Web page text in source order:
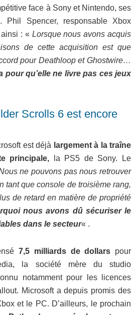
face à Sony et Nintendo, ses
Phil Spencer, responsable Xbox
: « Lorsque nous avons acquis
de cette acquisition est que
pour Deathloop et Ghostwire…
pour qu’elle ne livre pas ces jeux
Scrolls 6 est encore
est déjà largement à la traîne
principale, la PS5 de Sony. Le
ne pouvons pas nous retrouver
tant que console de troisième rang,
de retard en matière de propriété
nous avons dû sécuriser le
dans le secteur« .
7,5 milliards de dollars pour
la société mère du studio
notamment pour les licences
Microsoft a depuis promis des
et le PC. D’ailleurs, le prochain